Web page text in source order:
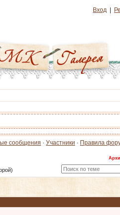
Вход
сообщения · Участники · Правила